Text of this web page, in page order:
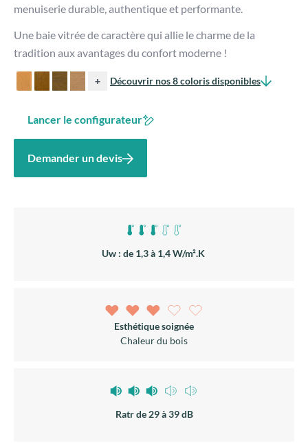
menuiserie durable, authentique et performante.
Une baie vitrée de caractère qui allie le charme de la
tradition aux avantages du confort moderne !
+ Découvrir nos 8 coloris disponibles
Lancer le configurateur
Demander un devis
Uw : de 1,3 à 1,4 W/m².K
Esthétique soignée
Chaleur du bois
Ratr de 29 à 39 dB